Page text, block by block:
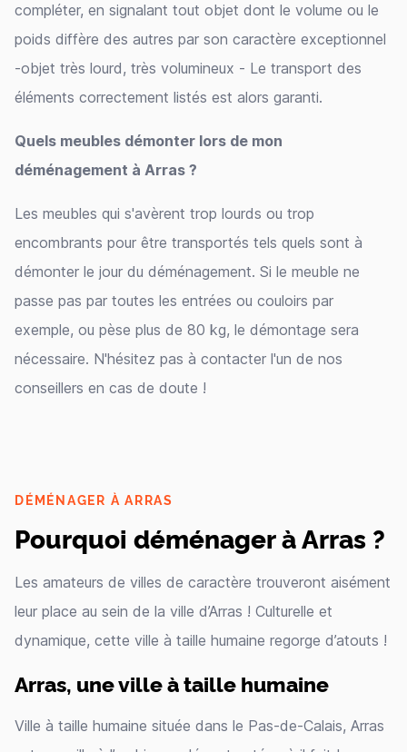
compléter, en signalant tout objet dont le volume ou le
poids diffère des autres par son caractère exceptionnel
-objet très lourd, très volumineux - Le transport des
éléments correctement listés est alors garanti.
Quels meubles démonter lors de mon
déménagement à Arras ?
Les meubles qui s'avèrent trop lourds ou trop
encombrants pour être transportés tels quels sont à
démonter le jour du déménagement. Si le meuble ne
passe pas par toutes les entrées ou couloirs par
exemple, ou pèse plus de 80 kg, le démontage sera
nécessaire. N'hésitez pas à contacter l'un de nos
conseillers en cas de doute !
DÉMÉNAGER À ARRAS
Pourquoi déménager à Arras ?
Les amateurs de villes de caractère trouveront aisément
leur place au sein de la ville d’Arras ! Culturelle et
dynamique, cette ville à taille humaine regorge d’atouts !
Arras, une ville à taille humaine
Ville à taille humaine située dans le Pas-de-Calais, Arras